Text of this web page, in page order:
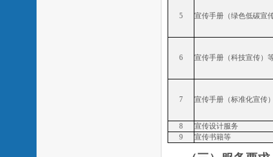
5 宣传手册（绿色低碳宣
6 宣传手册（科技宣传）
7 宣传手册（标准化宣传
8
宣传设计服务
9
宣传书籍等